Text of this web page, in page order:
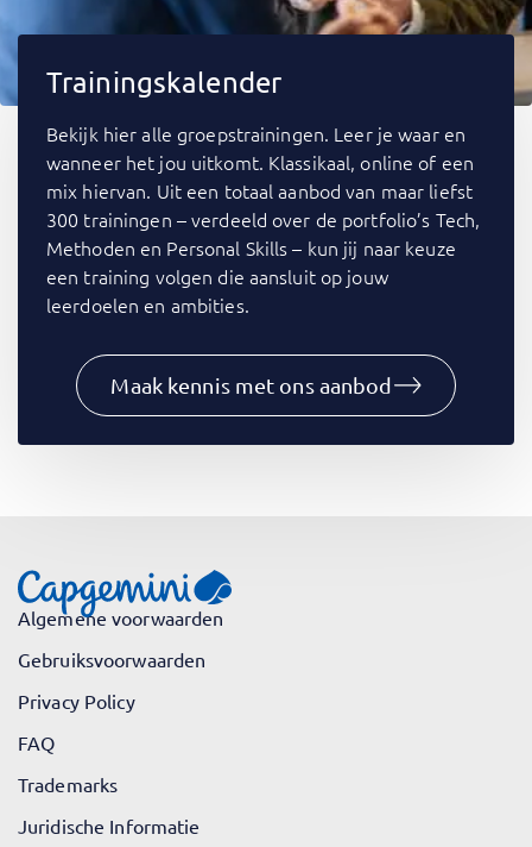
Trainingskalender
Bekijk hier alle groepstrainingen. Leer je waar en
wanneer het jou uitkomt. Klassikaal, online of een
mix hiervan. Uit een totaal aanbod van maar liefst
300 trainingen – verdeeld over de portfolio’s Tech,
Methoden en Personal Skills – kun jij naar keuze
een training volgen die aansluit op jouw
leerdoelen en ambities.
Maak kennis met ons aanbod
Algemene voorwaarden
Gebruiksvoorwaarden
Privacy Policy
FAQ
Trademarks
Juridische Informatie